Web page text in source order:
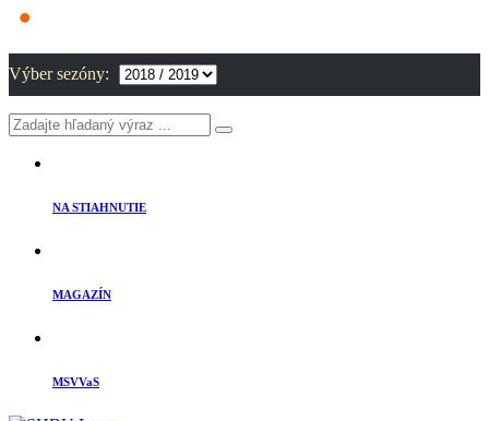
Výber sezóny:
NA STIAHNUTIE
MAGAZÍN
MSVVaS